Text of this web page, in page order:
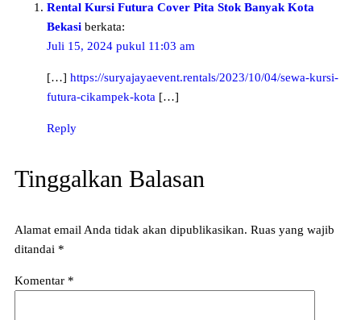
Rental Kursi Futura Cover Pita Stok Banyak Kota
Bekasi berkata:
Juli 15, 2024 pukul 11:03 am
[…] https://suryajayaevent.rentals/2023/10/04/sewa-kursi-
futura-cikampek-kota […]
Reply
Tinggalkan Balasan
Alamat email Anda tidak akan dipublikasikan. Ruas yang wajib
ditandai *
Komentar *